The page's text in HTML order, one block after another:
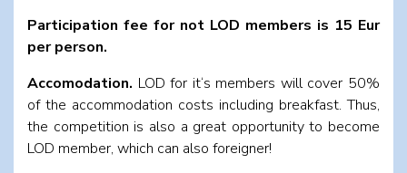
Participation fee for not LOD members is 15 Eur
per person.
Accomodation. LOD for it‘s members will cover 50%
of the accommodation costs including breakfast. Thus,
the competition is also a great opportunity to become
LOD member, which can also foreigner!